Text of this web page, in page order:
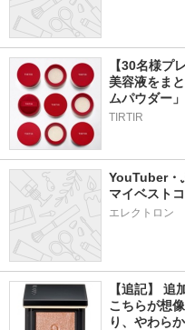
【30名様プ
美容液をま
ムパウダー」
TIRTIR
YouTuber・
マイベスト
エレクトロン
【追記】
こちらが想
り、やわら